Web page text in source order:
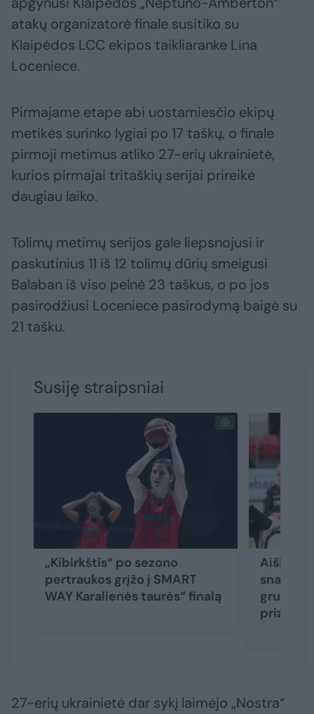
atakų organizatorė finale susitiko su
Klaipėdos LCC ekipos taikliaranke Lina
Loceniece.
Pirmajame etape abi uostamiesčio ekipų
metikės surinko lygiai po 17 taškų, o finale
pirmoji metimus atliko 27-erių ukrainietė,
kurios pirmajai tritaškių serijai prireikė
daugiau laiko.
Tolimų metimų serijos gale liepsnojusi ir
paskutinius 11 iš 12 tolimų dūrių smeigusi
Balaban iš viso pelnė 23 taškus, o po jos
pasirodžiusi Loceniece pasirodymą baigė su
21 tašku.
Susiję straipsniai
„Kibirkštis“ po sezono
pertraukos grįžo į SMART
WAY Karalienės taurės“ finalą
Aiškios
grumsis
prizo
27-erių ukrainietė dar sykį laimėjo „Nostra“